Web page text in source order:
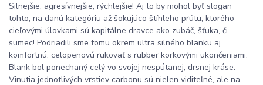
Silnejšie, agresívnejšie, rýchlejšie! Aj to by mohol byť slogan
tohto, na danú kategóriu až šokujúco štíhleho prútu, ktorého
cieľovými úlovkami sú kapitálne dravce ako zubáč, šťuka, či
sumec! Podriadili sme tomu okrem ultra silného blanku aj
komfortnú, celopenovú rukoväť s rubber korkovými ukončeniami.
Blank bol ponechaný celý vo svojej nespútanej, drsnej kráse.
Vinutia jednotlivých vrstiev carbonu sú nielen viditeľné, ale na